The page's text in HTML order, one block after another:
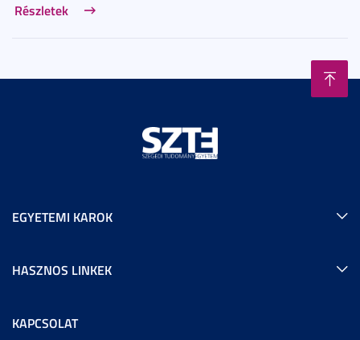
Részletek
EGYETEMI KAROK
HASZNOS LINKEK
KAPCSOLAT